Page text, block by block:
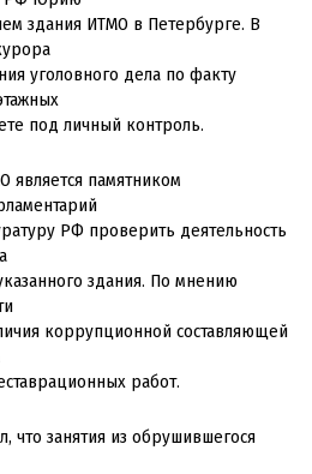
здания ИТМО в Петербурге. В
уголовного дела по факту
под личный контроль.
является памятником
РФ проверить деятельность
здания. По мнению
коррупционной составляющей
работ.
что занятия из обрушившегося